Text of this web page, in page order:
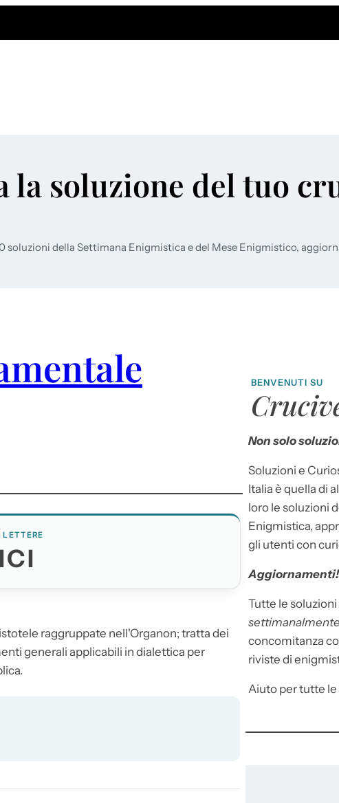
la soluzione del tuo
soluzioni della Settimana Enigmistica e del Mese Enigmistico,
raggruppate nell'Organon; tratta dei
generali applicabili in dialettica per
BENVENUTI SU
Non solo
Soluzioni e
Italia è quella di
loro le soluzioni
Enigmistica,
gli utenti con
Aggiornamenti!
Tutte le
settimanalmente
concomitanza
riviste di
Aiuto per tutte